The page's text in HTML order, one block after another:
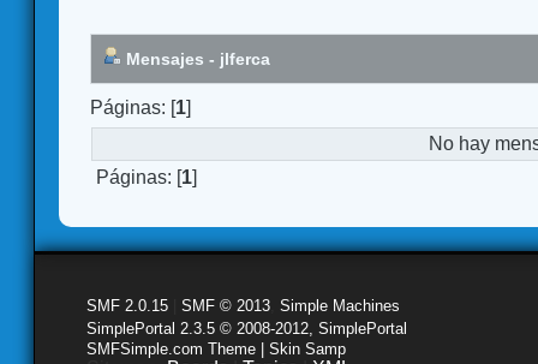
Mensajes - jlferca
Páginas: [1]
No hay
Páginas: [1]
SMF 2.0.15 SMF © 2013 Simple Machines
SimplePortal 2.3.5 © 2008-2012, SimplePortal
SMFSimple.com Theme | Skin Samp